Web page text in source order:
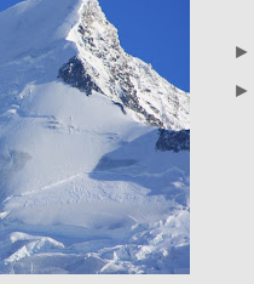
►
►